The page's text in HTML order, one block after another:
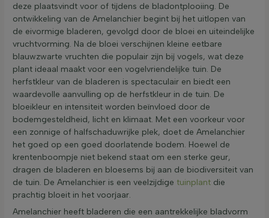
deze plaatsvindt voor of tijdens de bladontplooiing. De
ontwikkeling van de Amelanchier begint bij het uitlopen van
de eivormige bladeren, gevolgd door de bloei en uiteindelijke
vruchtvorming. Na de bloei verschijnen kleine eetbare
blauwzwarte vruchten die populair zijn bij vogels, wat deze
plant ideaal maakt voor een vogelvriendelijke tuin. De
herfstkleur van de bladeren is spectaculair en biedt een
waardevolle aanvulling op de herfstkleur in de tuin. De
bloeikleur en intensiteit worden beïnvloed door de
bodemgesteldheid, licht en klimaat. Met een voorkeur voor
een zonnige of halfschaduwrijke plek, doet de Amelanchier
het goed op een goed doorlatende bodem. Hoewel de
krentenboompje niet bekend staat om een sterke geur,
dragen de bladeren en bloesems bij aan de biodiversiteit van
de tuin. De Amelanchier is een veelzijdige tuinplant die
prachtig bloeit in het voorjaar.
Amelanchier heeft bladeren die een aantrekkelijke bladvorm